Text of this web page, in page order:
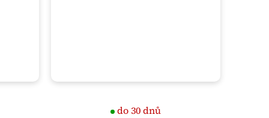
do 30 dnů